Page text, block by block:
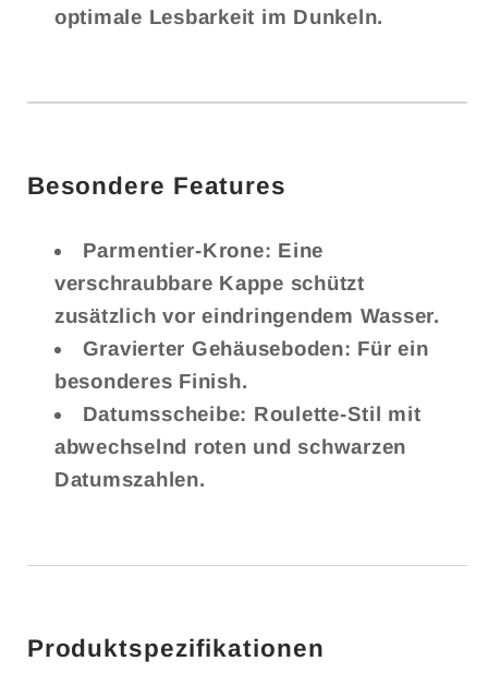
optimale Lesbarkeit im Dunkeln.
Besondere Features
Parmentier-Krone: Eine
verschraubbare Kappe schützt
zusätzlich vor eindringendem Wasser.
Gravierter Gehäuseboden: Für ein
besonderes Finish.
Datumsscheibe: Roulette-Stil mit
abwechselnd roten und schwarzen
Datumszahlen.
Produktspezifikationen